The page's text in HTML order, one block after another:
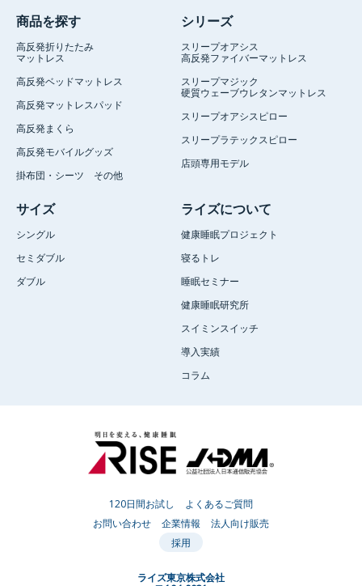
商品を探す
高反発折りたたみ
マットレス
高反発ベッドマットレス
高反発マットレスパッド
高反発まくら
高反発モバイルグッズ
掛布団・シーツ その他
シリーズ
スリープオアシス
高反発ファイバーマットレス
スリープマジック
硬質ウェーブウレタンマットレス
スリープオアシスピロー
スリープラテックスピロー
店頭専用モデル
サイズ
シングル
セミダブル
ダブル
ライズについて
健康睡眠プロジェクト
寝るトレ
睡眠セミナー
健康睡眠研究所
スイミンスイッチ
導入実績
コラム
120日間お試し
よくあるご質問
お問い合わせ
企業情報
法人向け販売
採用
ライズ東京株式会社